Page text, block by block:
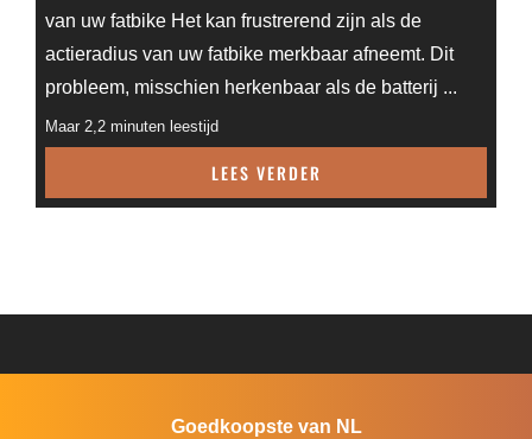
van uw fatbike Het kan frustrerend zijn als de
actieradius van uw fatbike merkbaar afneemt. Dit
probleem, misschien herkenbaar als de batterij ...
Maar 2,2 minuten leestijd
LEES VERDER
Goedkoopste van NL